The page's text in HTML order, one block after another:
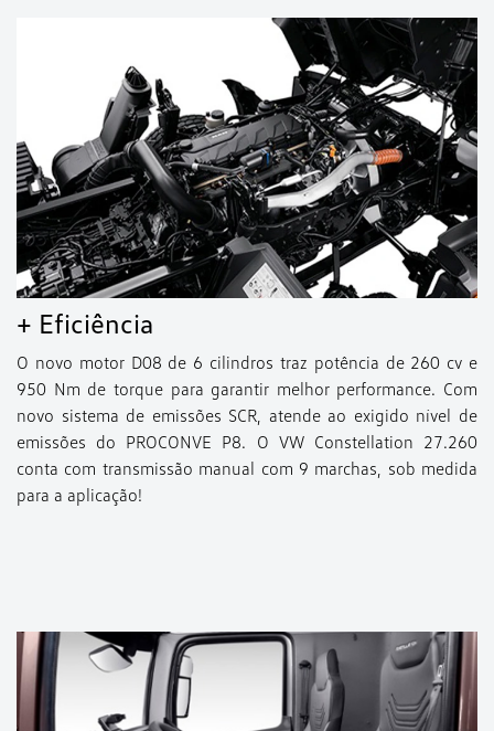
+ Eficiência
O novo motor D08 de 6 cilindros traz potência de 260 cv e
950 Nm de torque para garantir melhor performance. Com
novo sistema de emissões SCR, atende ao exigido nível de
emissões do PROCONVE P8. O VW Constellation 27.260
conta com transmissão manual com 9 marchas, sob medida
para a aplicação!